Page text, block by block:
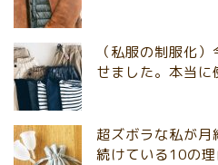
（私服の制服化
せました。本当
超ズボラな私が
続けている10の理